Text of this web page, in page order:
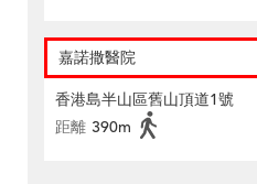
嘉諾撒醫院
香港島半山區舊山頂道1號
距離 390m